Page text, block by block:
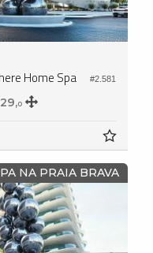
#2.581
Home Spa
0
NA PRAIA BRAVA